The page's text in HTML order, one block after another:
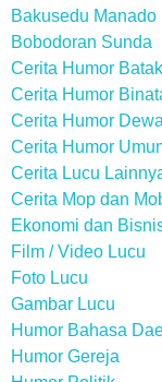
Bakusedu Manado
Bobodoran Sunda
Cerita Humor Batak
Cerita Humor
Cerita Humor
Cerita Humor
Cerita Lucu
Cerita Mop dan
Ekonomi dan
Film / Video Lucu
Foto Lucu
Gambar Lucu
Humor Bahasa
Humor Gereja